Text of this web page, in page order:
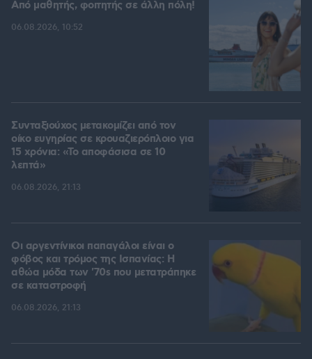
Από μαθητής, φοιτητής σε άλλη πόλη!
06.08.2026, 10:52
Συνταξιούχος μετακομίζει από τον
οίκο ευγηρίας σε κρουαζιερόπλοιο για
15 χρόνια: «Το αποφάσισα σε 10
λεπτά»
06.08.2026, 21:13
Οι αργεντίνικοι παπαγάλοι είναι ο
φόβος και τρόμος της Ισπανίας: Η
αθώα μόδα των '70s που μετατράπηκε
σε καταστροφή
06.08.2026, 21:13